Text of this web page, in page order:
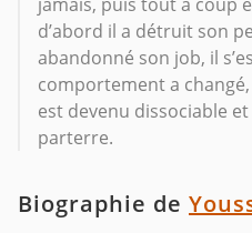
d’abord il a détruit son
abandonné son job, il
comportement a
est devenu dissociable
parterre.
Biographie de